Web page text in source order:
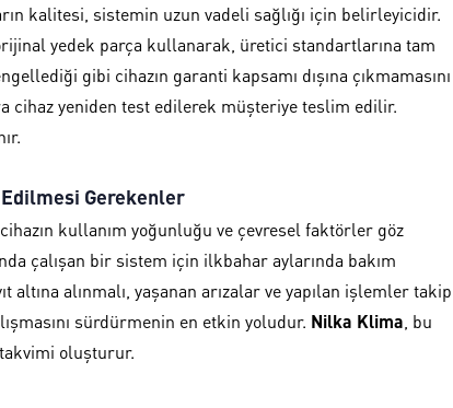
kalitesi, sistemin uzun vadeli sağlığı için belirleyicidir.
yedek parça kullanarak, üretici standartlarına tam
gibi cihazın garanti kapsamı dışına çıkmamasını
cihaz yeniden test edilerek müşteriye teslim edilir.
Gerekenler
kullanım yoğunluğu ve çevresel faktörler göz
çalışan bir sistem için ilkbahar aylarında bakım
altına alınmalı, yaşanan arızalar ve yapılan işlemler takip
sürdürmenin en etkin yoludur. Nilka Klima , bu
oluşturur.